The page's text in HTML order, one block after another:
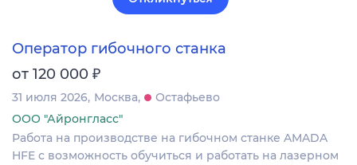
Оператор гибочного станка
от 120 000 ₽
31 июля 2026 Москва
Остафьево
ООО "Айронгласс"
Работа на производстве на гибочном станке AMADA
HFE с возможность обучиться и работать на лазерном